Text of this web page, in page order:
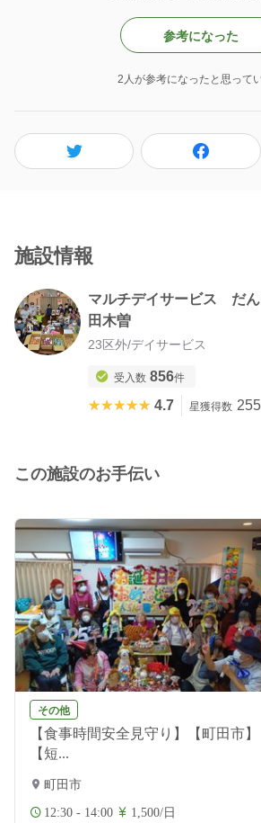
参考になった
2人が参考になったと思って
施設情報
マルチデイサービス だ
田木曽
23区外/デイサービス
受入数 856件
★★★★★
★★★★★ 4.7 星獲得数
この施設のお手伝い
その他
【食事時間安全見守り】【町田市】
【短...
町田市
12:30 - 14:00 1,500/日